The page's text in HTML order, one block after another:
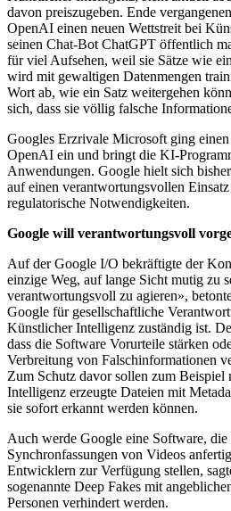
davon preiszugeben. Ende
OpenAI einen neuen Wettstreit bei
seinen Chat-Bot ChatGPT öffentlich
für viel Aufsehen, weil sie Sätze wie
wird mit gewaltigen Datenmengen
Wort ab, wie ein Satz weitergehen
sich, dass sie völlig falsche
Googles Erzrivale Microsoft ging
OpenAI ein und bringt die KI-
Anwendungen. Google hielt sich
auf einen verantwortungsvollen
regulatorische Notwendigkeiten.
Google will verantwortungsvoll
Auf der Google I/O bekräftigte der
einzige Weg, auf lange Sicht mutig zu
verantwortungsvoll zu agieren»,
Google für gesellschaftliche
Künstlicher Intelligenz zuständig ist.
dass die Software Vorurteile stärken
Verbreitung von Falschinformationen
Zum Schutz davor sollen zum
Intelligenz erzeugte Dateien mit
sie sofort erkannt werden können.
Auch werde Google eine Software, die
Synchronfassungen von Videos
Entwicklern zur Verfügung stellen,
sogenannte Deep Fakes mit
Personen verhindert werden.